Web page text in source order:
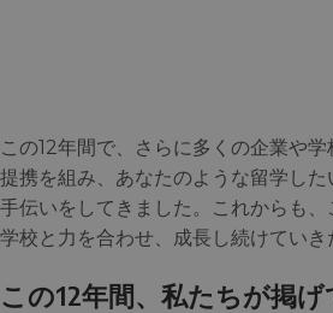
この12年間で、さらに多くの企業や
提携を組み、あなたのような留学し
手伝いをしてきました。これからも
学校と力を合わせ、成長し続けていき
この12年間、私たちが掲